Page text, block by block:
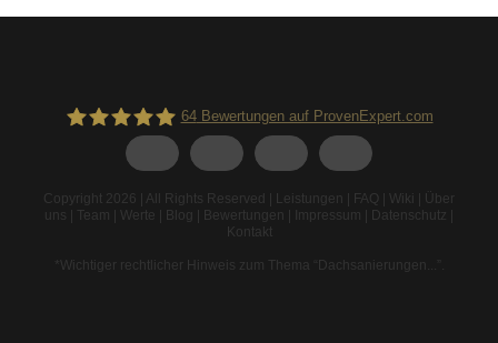
64Bewertungen auf ProvenExpert.com
Copyright 2026 | All Rights Reserved | Leistungen | FAQ | Wiki | Über
uns | Team | Werte | Blog | Bewertungen | Impressum | Datenschutz |
Kontakt
*Wichtiger rechtlicher Hinweis zum Thema “Dachsanierungen...” .